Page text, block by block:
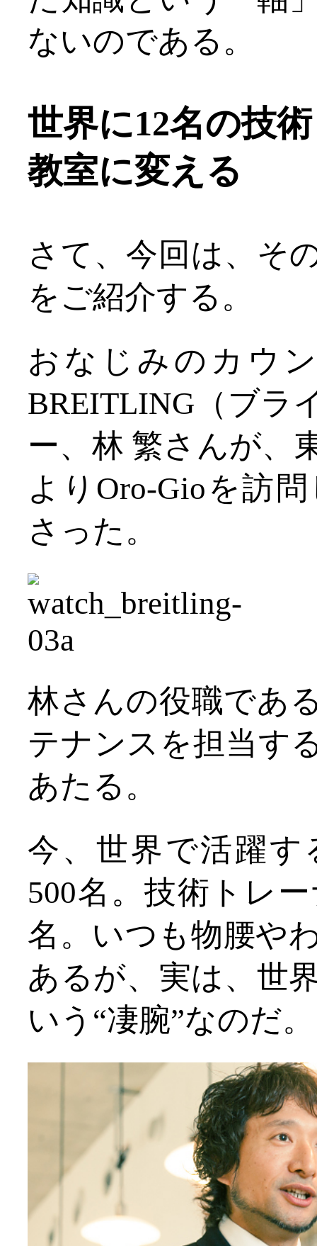
ないのである。
世界に12名の技
教室に変える
さて、今回は、そ
をご紹介する。
おなじみのカウ
BREITLING（ブラ
ー、林 繁さんが、
よりOro-Gioを訪
さった。
林さんの役職であ
テナンスを担当す
あたる。
今、世界で活躍す
500名。技術トレ
名。いつも物腰や
あるが、実は、世
いう“凄腕”なのだ。